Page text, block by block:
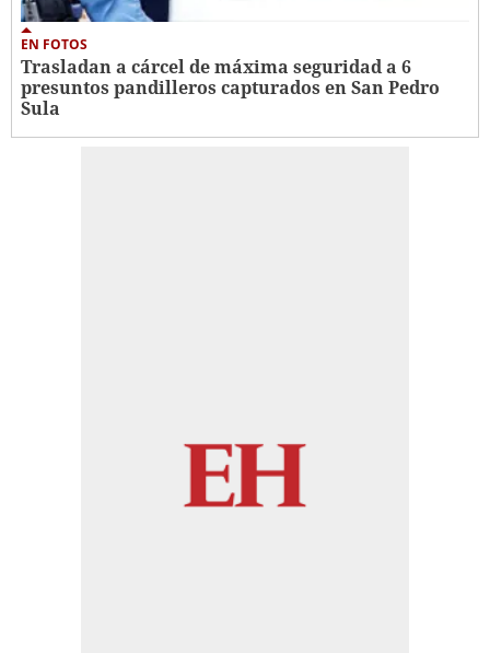
EN FOTOS
Trasladan a cárcel de máxima seguridad a 6
presuntos pandilleros capturados en San Pedro
Sula